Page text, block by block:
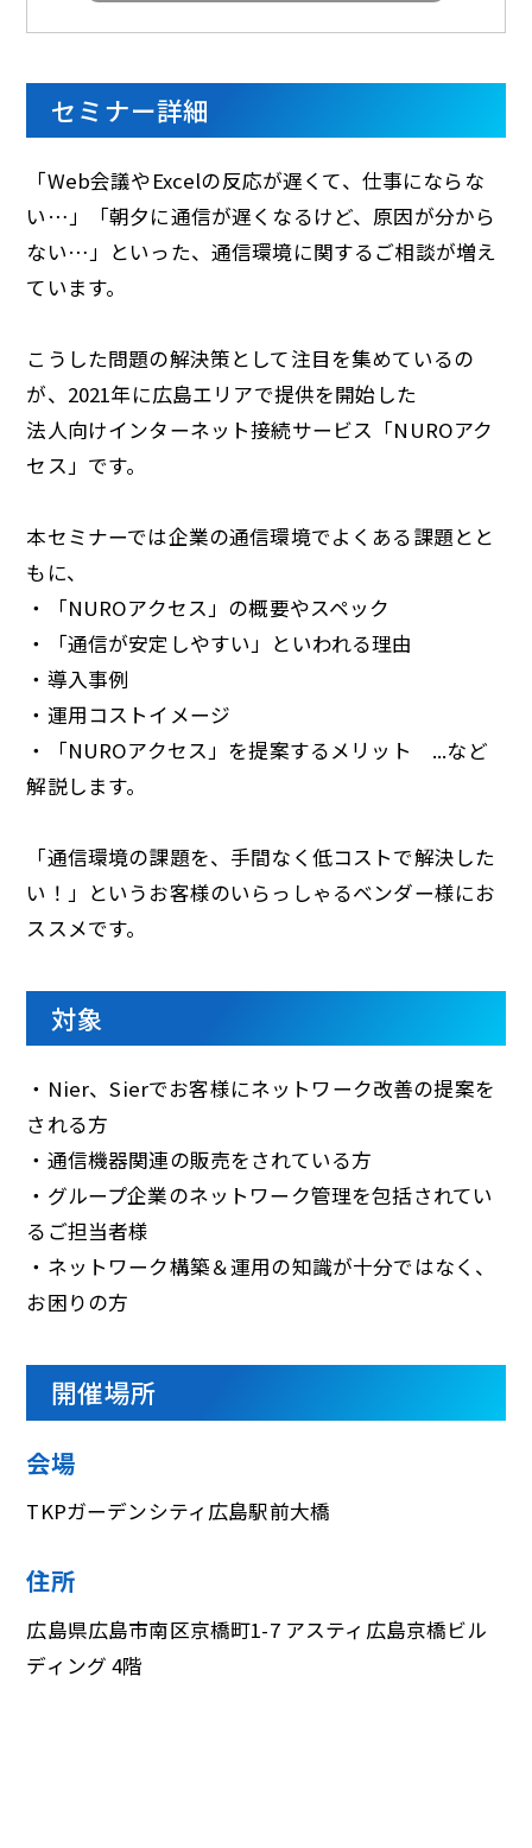
セミナー詳細
「Web会議やExcelの反応が遅くて、仕事にならな
い…」「朝夕に通信が遅くなるけど、原因が分から
ない…」といった、通信環境に関するご相談が増え
ています。
こうした問題の解決策として注目を集めているの
が、2021年に広島エリアで提供を開始した
法人向けインターネット接続サービス「NUROアク
セス」です。
本セミナーでは企業の通信環境でよくある課題とと
もに、
・「NUROアクセス」の概要やスペック
・「通信が安定しやすい」といわれる理由
・導入事例
・運用コストイメージ
・「NUROアクセス」を提案するメリット ...など
解説します。
「通信環境の課題を、手間なく低コストで解決した
い！」というお客様のいらっしゃるベンダー様にお
ススメです。
対象
・Nier、Sierでお客様にネットワーク改善の提案を
される方
・通信機器関連の販売をされている方
・グループ企業のネットワーク管理を包括されてい
るご担当者様
・ネットワーク構築＆運用の知識が十分ではなく、
お困りの方
開催場所
会場
TKPガーデンシティ広島駅前大橋
住所
広島県広島市南区京橋町1-7 アスティ広島京橋ビル
ディング 4階